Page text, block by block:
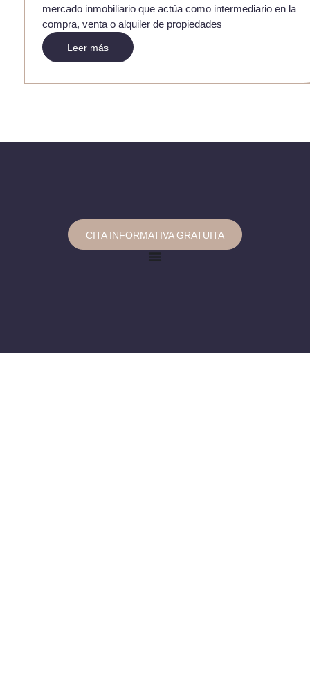
mercado inmobiliario que actúa como intermediario en la
compra, venta o alquiler de propiedades
Leer más
CITA INFORMATIVA GRATUITA